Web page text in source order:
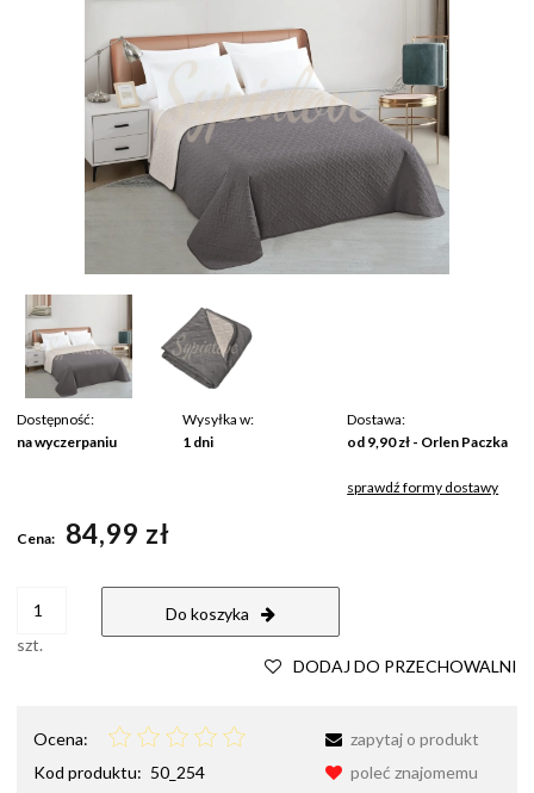
Dostępność:
na wyczerpaniu
Wysyłka w:
1 dni
Dostawa:
od 9,90 zł - Orlen Paczka
sprawdź formy dostawy
Cena: 84,99 zł
szt.
Do koszyka
DODAJ DO PRZECHOWALNI
Ocena:
Kod produktu: 50_254
zapytaj o produkt
poleć znajomemu